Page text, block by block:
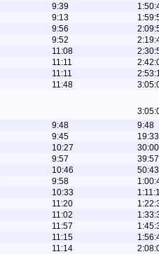
9:39
9:13
9:56
9:52
11:08
11:11
11:11
11:48
9:48
9:48
9:45
19:33
10:27
30:00
9:57
39:57
10:46
50:43
9:58
10:33
11:20
11:02
11:57
11:15
11:14